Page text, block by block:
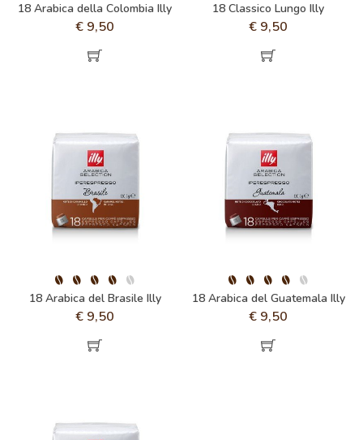
18 Arabica della Colombia Illy
€ 9,50
18 Classico Lungo Illy
€ 9,50
18 Arabica del Brasile Illy
€ 9,50
18 Arabica del Guatemala Illy
€ 9,50